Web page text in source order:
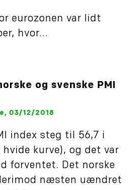
eurozonen var lidt
hvor...
og svenske PMI
03/12/2018
index steg til 56,7 i
hvide kurve), og det var
forventet. Det norske
næsten uændret